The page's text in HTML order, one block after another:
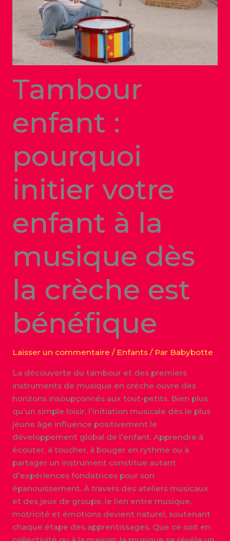
Tambour
enfant :
pourquoi
initier votre
enfant à la
musique dès
la crèche est
bénéfique
Laisser un commentaire / Enfants/ Par Babybotte
La découverte du tambour et des premiers
instruments de musique en crèche ouvre des
horizons insoupçonnés aux tout-petits. Bien plus
qu’un simple loisir, l’initiation musicale dès le plus
jeune âge influence positivement le
développement global de l’enfant. Apprendre à
écouter, à toucher, à bouger en rythme ou à
partager un instrument constitue autant
d’expériences fondatrices pour son
épanouissement. À travers des ateliers musicaux
et des jeux de groupe, le lien entre musique,
motricité et émotions devient naturel, soutenant
chaque étape des apprentissages. Que ce soit en